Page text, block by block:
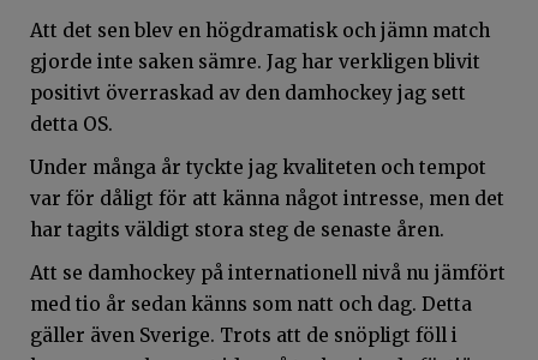
Att det sen blev en högdramatisk och jämn match
gjorde inte saken sämre. Jag har verkligen blivit
positivt överraskad av den damhockey jag sett
detta OS.
Under många år tyckte jag kvaliteten och tempot
var för dåligt för att känna något intresse, men det
har tagits väldigt stora steg de senaste åren.
Att se damhockey på internationell nivå nu jämfört
med tio år sedan känns som natt och dag. Detta
gäller även Sverige. Trots att de snöpligt föll i